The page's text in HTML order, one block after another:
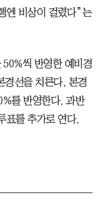
엔 비상이 걸렸다”는
씩 반영한 예비경
경선을 치른다. 본경
를 반영한다. 과반
표를 추가로 연다.